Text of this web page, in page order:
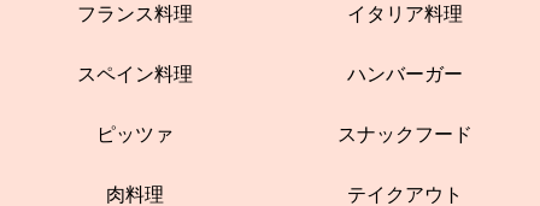
フランス料理 イタリア料理
スペイン料理 ハンバーガー
ピッツァ スナックフード
肉料理 テイクアウト